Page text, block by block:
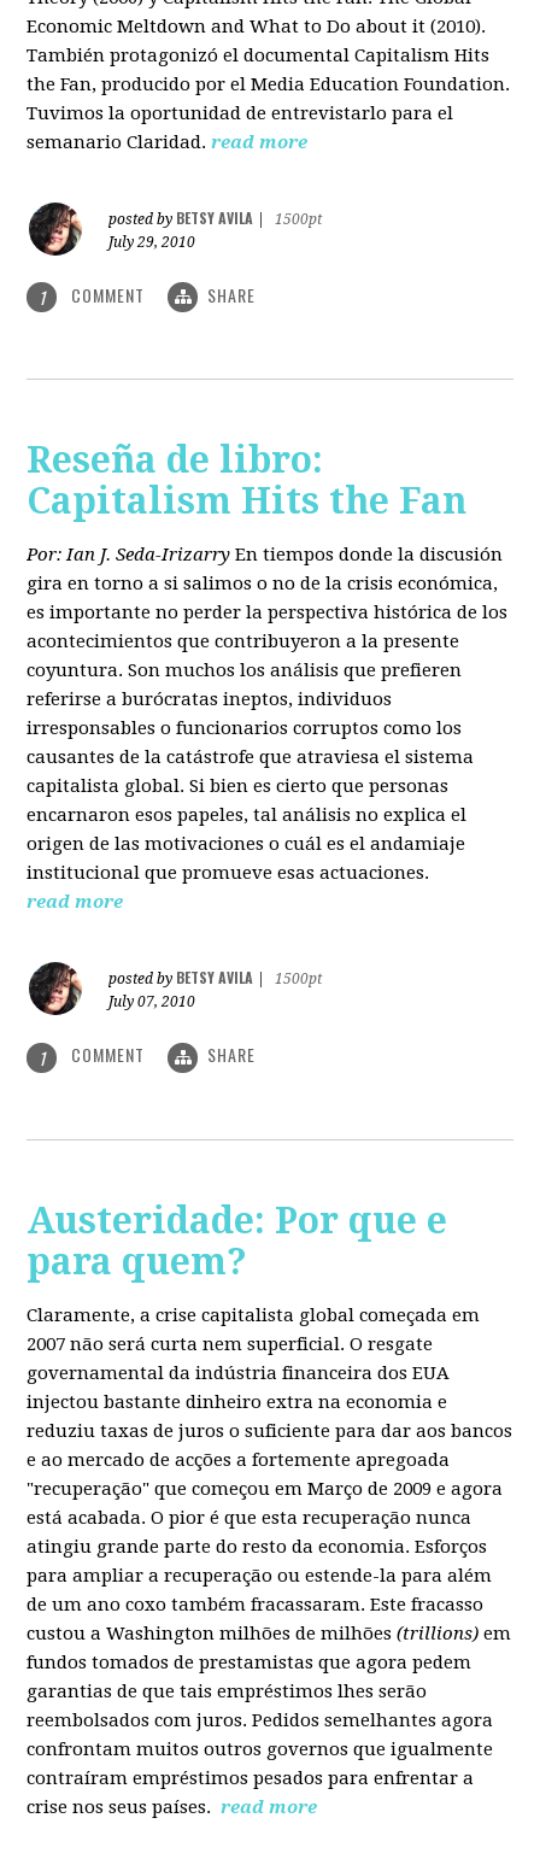
Economic Meltdown and What to Do about it (2010).
También protagonizó el documental Capitalism Hits
the Fan, producido por el Media Education Foundation.
Tuvimos la oportunidad de entrevistarlo para el
semanario Claridad. read more
posted by BETSY AVILA
1500pt
July 29, 2010
1 COMMENT SHARE
Reseña de libro:
Capitalism Hits the Fan
Por: Ian J. Seda-Irizarry En tiempos donde la discusión
gira en torno a si salimos o no de la crisis económica,
es importante no perder la perspectiva histórica de los
acontecimientos que contribuyeron a la presente
coyuntura. Son muchos los análisis que prefieren
referirse a burócratas ineptos, individuos
irresponsables o funcionarios corruptos como los
causantes de la catástrofe que atraviesa el sistema
capitalista global. Si bien es cierto que personas
encarnaron esos papeles, tal análisis no explica el
origen de las motivaciones o cuál es el andamiaje
institucional que promueve esas actuaciones.
read more
posted by BETSY AVILA
1500pt
July 07, 2010
1 COMMENT SHARE
Austeridade: Por que e
para quem?
Claramente, a crise capitalista global começada em
2007 não será curta nem superficial. O resgate
governamental da indústria financeira dos EUA
injectou bastante dinheiro extra na economia e
reduziu taxas de juros o suficiente para dar aos bancos
e ao mercado de acções a fortemente apregoada
"recuperação" que começou em Março de 2009 e agora
está acabada. O pior é que esta recuperação nunca
atingiu grande parte do resto da economia. Esforços
para ampliar a recuperação ou estende-la para além
de um ano coxo também fracassaram. Este fracasso
custou a Washington milhões de milhões(trillions) em
fundos tomados de prestamistas que agora pedem
garantias de que tais empréstimos lhes serão
reembolsados com juros. Pedidos semelhantes agora
confrontam muitos outros governos que igualmente
contraíram empréstimos pesados para enfrentar a
crise nos seus países. read more